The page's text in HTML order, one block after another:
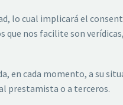
lo cual implicará el
nos facilite son
en cada momento, a su
prestamista o a terceros.